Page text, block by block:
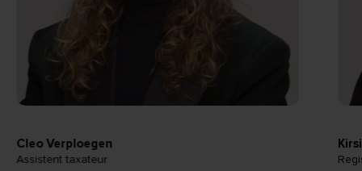
Cleo Verploegen
Assistent taxateur